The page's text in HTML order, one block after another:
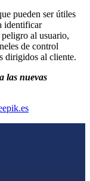
pueden ser útiles
identificar
al usuario,
de control
dirigidos al cliente.
las nuevas